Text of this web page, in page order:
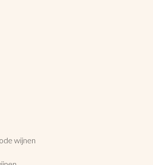
wijnen